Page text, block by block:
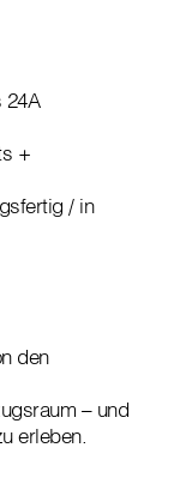
24A
+
/ in
den
– und
erleben.